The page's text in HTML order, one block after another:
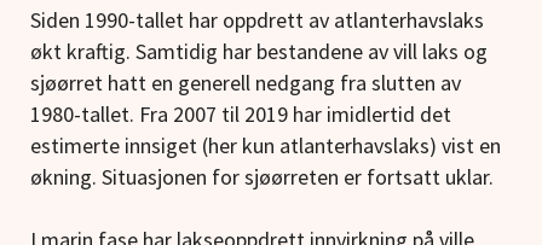
Siden 1990-tallet har oppdrett av atlanterhavslaks
økt kraftig. Samtidig har bestandene av vill laks og
sjøørret hatt en generell nedgang fra slutten av
1980-tallet. Fra 2007 til 2019 har imidlertid det
estimerte innsiget (her kun atlanterhavslaks) vist en
økning. Situasjonen for sjøørreten er fortsatt uklar.